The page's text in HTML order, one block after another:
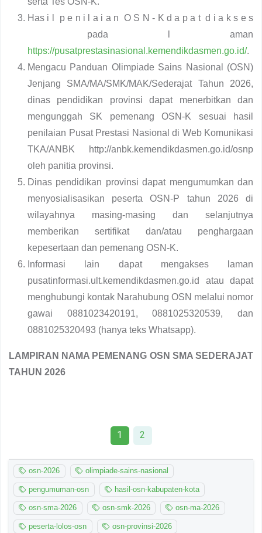
Has i l p e n i l a i a n O S N - K d a p a t d i a k s e s
pada l aman
https://pusatprestasinasional.kemendikdasmen.go.id/.
Mengacu Panduan Olimpiade Sains Nasional (OSN)
Jenjang SMA/MA/SMK/MAK/Sederajat Tahun 2026,
dinas pendidikan provinsi dapat menerbitkan dan
mengunggah SK pemenang OSN-K sesuai hasil
penilaian Pusat Prestasi Nasional di Web Komunikasi
TKA/ANBK http://anbk.kemendikdasmen.go.id/osnp
oleh panitia provinsi.
Dinas pendidikan provinsi dapat mengumumkan dan
menyosialisasikan peserta OSN-P tahun 2026 di
wilayahnya masing-masing dan selanjutnya
memberikan sertifikat dan/atau penghargaan
kepesertaan dan pemenang OSN-K.
Informasi lain dapat mengakses laman
pusatinformasi.ult.kemendikdasmen.go.id atau dapat
menghubungi kontak Narahubung OSN melalui nomor
gawai 0881023420191, 0881025320539, dan
0881025320493 (hanya teks Whatsapp).
LAMPIRAN NAMA PEMENANG OSN SMA SEDERAJAT
TAHUN 2026
1 2
osn-2026 olimpiade-sains-nasional
pengumuman-osn hasil-osn-kabupaten-kota
osn-sma-2026 osn-smk-2026 osn-ma-2026
peserta-lolos-osn osn-provinsi-2026